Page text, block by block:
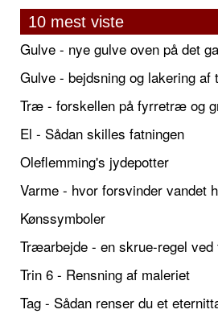
10 mest viste
Gulve - nye gulve oven på det
Gulve - bejdsning og lakering
Træ - forskellen på fyrretræ og
El - Sådan skilles fatningen
Oleflemming's jydepotter
Varme - hvor forsvinder vandet
Kønssymboler
Træarbejde - en skrue-regel ved
Trin 6 - Rensning af maleriet
Tag - Sådan renser du et